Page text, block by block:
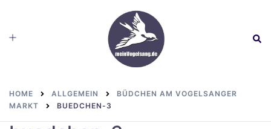
content
Toggle
HOME ALLGEMEIN
BÜDCHEN AM VOGELSANGER
MARKT
BUEDCHEN-3